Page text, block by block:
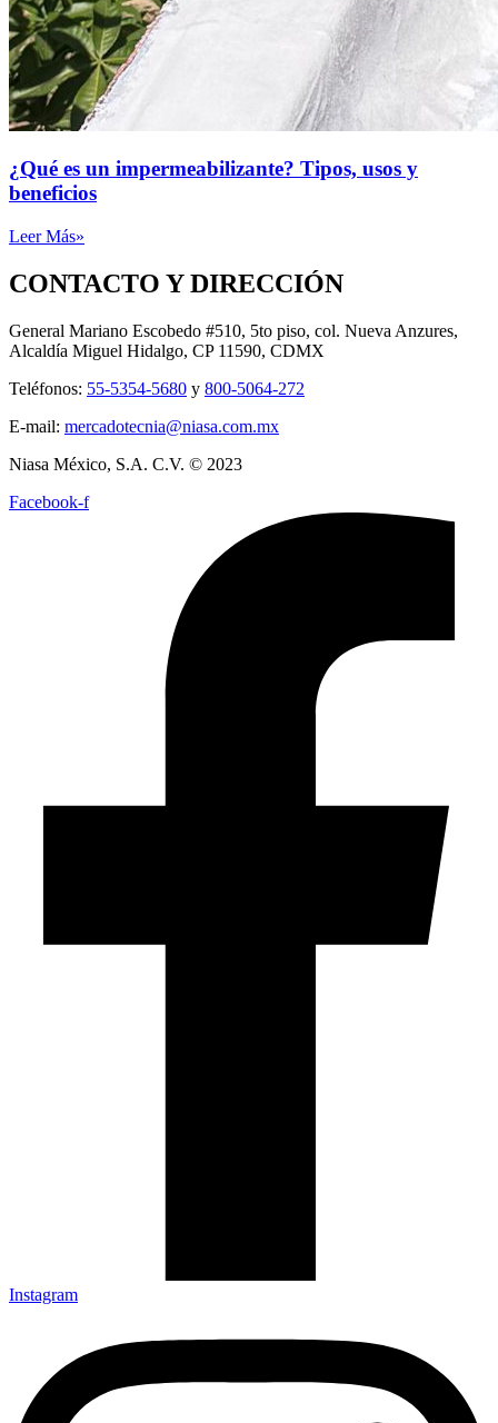
¿Qué es un impermeabilizante? Tipos, usos y
beneficios
Leer Más»
CONTACTO Y DIRECCIÓN
General Mariano Escobedo #510, 5to piso, col. Nueva Anzures,
Alcaldía Miguel Hidalgo, CP 11590, CDMX
Teléfonos: 55-5354-5680 y 800-5064-272
E-mail: mercadotecnia@niasa.com.mx
Niasa México, S.A. C.V. © 2023
Facebook-f
Instagram